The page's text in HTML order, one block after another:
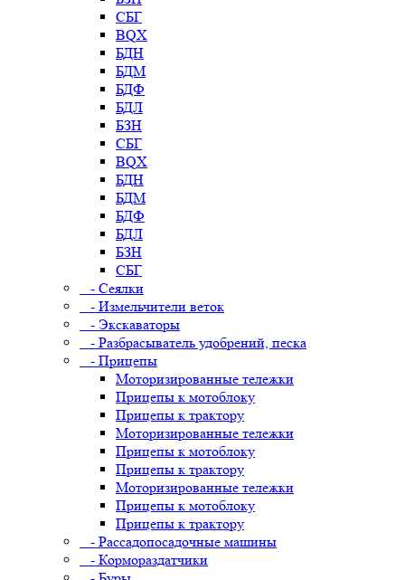
СБГ
BQX
БДН
БДМ
БДФ
БДЛ
БЗН
СБГ
BQX
БДН
БДМ
БДФ
БДЛ
БЗН
СБГ
- Сеялки
- Измельчители веток
- Экскаваторы
- Разбрасыватель удобрений, песка
- Прицепы
Моторизированные тележки
Прицепы к мотоблоку
Прицепы к трактору
Моторизированные тележки
Прицепы к мотоблоку
Прицепы к трактору
Моторизированные тележки
Прицепы к мотоблоку
Прицепы к трактору
- Рассадопосадочные машины
- Кормораздатчики